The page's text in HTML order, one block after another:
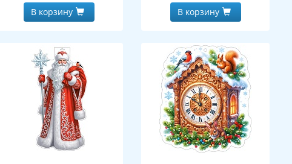
В корзину
В корзину